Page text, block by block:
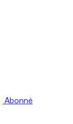
Abonné